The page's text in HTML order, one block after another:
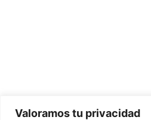
Valoramos tu privacidad